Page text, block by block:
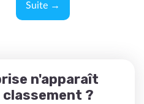
Suite →
n'apparaît
classement ?